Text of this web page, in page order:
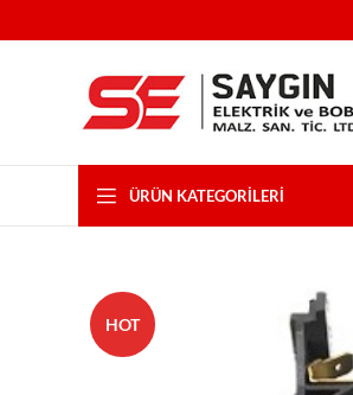
ÜRÜN KATEGORILERI
HOT